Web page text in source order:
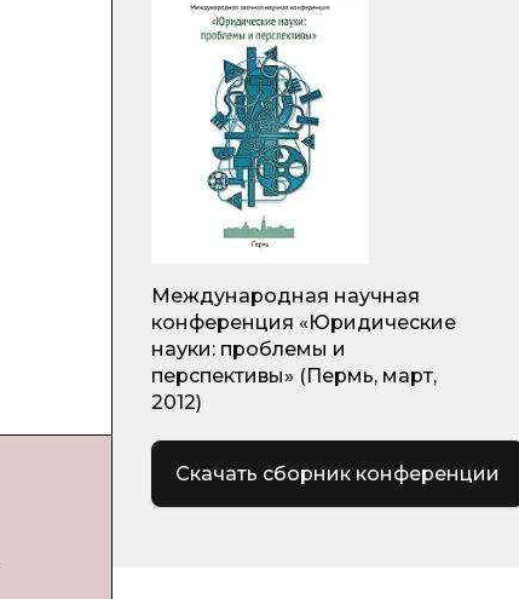
Международная научная
конференция «Юридические
науки: проблемы и
перспективы» (Пермь, март,
2012)
Скачать сборник конференции